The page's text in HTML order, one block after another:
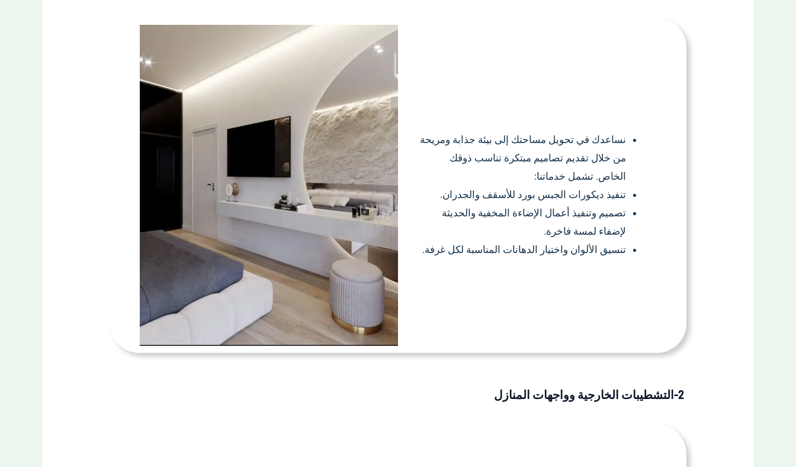
نساعدك في تحويل مساحتك إلى بيئة جذابة ومريحة
من خلال تقديم تصاميم مبتكرة تناسب ذوقك
الخاص. تشمل خدماتنا:
تنفيذ ديكورات الجبس بورد للأسقف والجدران.
تصميم وتنفيذ أعمال الإضاءة المخفية والحديثة
لإضفاء لمسة فاخرة.
تنسيق الألوان واختيار الدهانات المناسبة لكل غرفة.
2-التشطيبات الخارجية وواجهات المنازل